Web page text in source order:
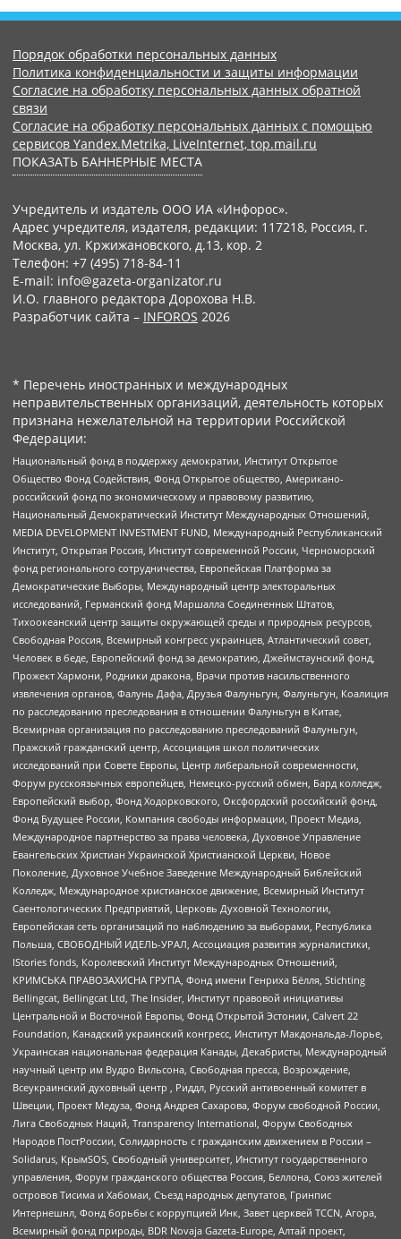
Порядок обработки персональных данных
Политика конфиденциальности и защиты информации
Согласие на обработку персональных данных обратной
связи
Согласие на обработку персональных данных с помощью
сервисов Yandex.Metrika, LiveInternet, top.mail.ru
ПОКАЗАТЬ БАННЕРНЫЕ МЕСТА
Учредитель и издатель ООО ИА «Инфорос».
Адрес учредителя, издателя, редакции: 117218, Россия, г.
Москва, ул. Кржижановского, д.13, кор. 2
Телефон: +7 (495) 718-84-11
E-mail: info@gazeta-organizator.ru
И.О. главного редактора Дорохова Н.В.
Разработчик сайта – INFOROS 2026
* Перечень иностранных и международных
неправительственных организаций, деятельность которых
признана нежелательной на территории Российской
Федерации:
Национальный фонд в поддержку демократии, Институт Открытое
Общество Фонд Содействия, Фонд Открытое общество, Американо-
российский фонд по экономическому и правовому развитию,
Национальный Демократический Институт Международных Отношений,
MEDIA DEVELOPMENT INVESTMENT FUND, Международный Республиканский
Институт, Открытая Россия, Институт современной России, Черноморский
фонд регионального сотрудничества, Европейская Платформа за
Демократические Выборы, Международный центр электоральных
исследований, Германский фонд Маршалла Соединенных Штатов,
Тихоокеанский центр защиты окружающей среды и природных ресурсов,
Свободная Россия, Всемирный конгресс украинцев, Атлантический совет,
Человек в беде, Европейский фонд за демократию, Джеймстаунский фонд,
Прожект Хармони, Родники дракона, Врачи против насильственного
извлечения органов, Фалунь Дафа, Друзья Фалуньгун, Фалуньгун, Коалиция
по расследованию преследования в отношении Фалуньгун в Китае,
Всемирная организация по расследованию преследований Фалуньгун,
Пражский гражданский центр, Ассоциация школ политических
исследований при Совете Европы, Центр либеральной современности,
Форум русскоязычных европейцев, Немецко-русский обмен, Бард колледж,
Европейский выбор, Фонд Ходорковского, Оксфордский российский фонд,
Фонд Будущее России, Компания свободы информации, Проект Медиа,
Международное партнерство за права человека, Духовное Управление
Евангельских Христиан Украинской Христианской Церкви, Новое
Поколение, Духовное Учебное Заведение Международный Библейский
Колледж, Международное христианское движение, Всемирный Институт
Саентологических Предприятий, Церковь Духовной Технологии,
Европейская сеть организаций по наблюдению за выборами, Республика
Польша, СВОБОДНЫЙ ИДЕЛЬ-УРАЛ, Ассоциация развития журналистики,
IStories fonds, Королевский Институт Международных Отношений,
КРИМСЬКА ПРАВОЗАХИСНА ГРУПА, Фонд имени Генриха Бёлля, Stichting
Bellingcat, Bellingcat Ltd, The Insider, Институт правовой инициативы
Центральной и Восточной Европы, Фонд Открытой Эстонии, Calvert 22
Foundation, Канадский украинский конгресс, Институт Макдональда-Лорье,
Украинская национальная федерация Канады, Декабристы, Международный
научный центр им Вудро Вильсона, Свободная пресса, Возрождение,
Всеукраинский духовный центр , Риддл, Русский антивоенный комитет в
Швеции, Проект Медуза, Фонд Андрея Сахарова, Форум свободной России,
Лига Свободных Наций, Transparеncy International, Форум Свободных
Народов ПостРоссии, Солидарность с гражданским движением в России –
Solidarus, КрымSOS, Свободный университет, Институт государственного
управления, Форум гражданского общества Россия, Беллона, Союз жителей
островов Тисима и Хабомаи, Съезд народных депутатов, Гринпис
Интернешнл, Фонд борьбы с коррупцией Инк, Завет церквей TCCN, Агора,
Всемирный фонд природы, BDR Novaja Gazeta-Europe, Алтай проект,